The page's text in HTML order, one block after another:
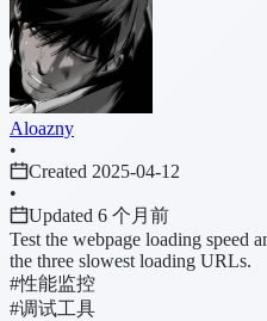
Aloazny
•
Created 2025-04-12
•
Updated 6 个月前
Test the webpage loading speed
the three slowest loading URLs.
#性能监控
#调试工具